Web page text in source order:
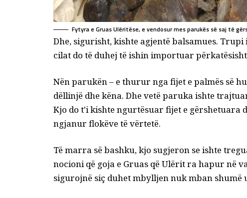
Fytyra e Gruas Ulëritëse, e vendosur mes parukës së saj të
Dhe, sigurisht, kishte agjentë balsamues.
cilat do të duhej të ishin importuar
Nën parukën – e thurur nga fijet e palmës së
dëllinjë dhe këna. Dhe vetë paruka ishte
Kjo do t'i kishte ngurtësuar fijet e gërshetuara
ngjanur flokëve të vërtetë.
Të marra së bashku, kjo sugjeron se ishte
nocioni që goja e Gruas që Ulërit ra hapur në
sigurojnë siç duhet mbylljen nuk mban shumë